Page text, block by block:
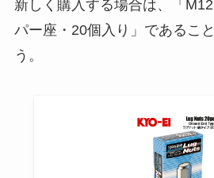
新しく購入する場合は、「
パー座・20個入り」であるこ
う。